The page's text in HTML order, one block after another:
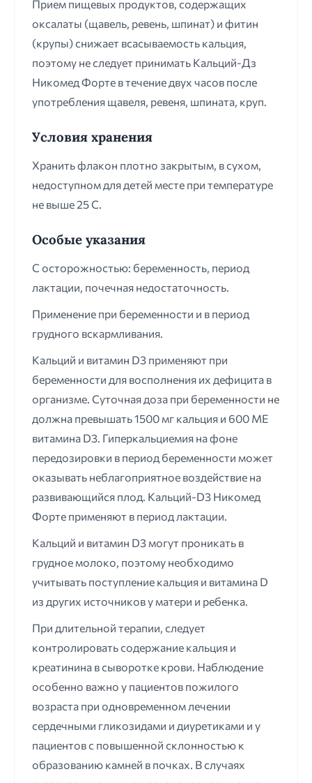
Прием пищевых продуктов, содержащих
оксалаты (щавель, ревень, шпинат) и фитин
(крупы) снижает всасываемость кальция,
поэтому не следует принимать Кальций-Дз
Никомед Форте в течение двух часов после
употребления щавеля, ревеня, шпината, круп.
Условия хранения
Хранить флакон плотно закрытым, в сухом,
недоступном для детей месте при температуре
не выше 25 С.
Особые указания
С осторожностью: беременность, период
лактации, почечная недостаточность.
Применение при беременности и в период
грудного вскармливания.
Кальций и витамин D3 применяют при
беременности для восполнения их дефицита в
организме. Суточная доза при беременности не
должна превышать 1500 мг кальция и 600 ME
витамина D3. Гиперкальциемия на фоне
передозировки в период беременности может
оказывать неблагоприятное воздействие на
развивающийся плод. Кальций-D3 Никомед
Форте применяют в период лактации.
Кальций и витамин D3 могут проникать в
грудное молоко, поэтому необходимо
учитывать поступление кальция и витамина D
из других источников у матери и ребенка.
При длительной терапии, следует
контролировать содержание кальция и
креатинина в сыворотке крови. Наблюдение
особенно важно у пациентов пожилого
возраста при одновременном лечении
сердечными гликозидами и диуретиками и у
пациентов с повышенной склонностью к
образованию камней в почках. В случаях